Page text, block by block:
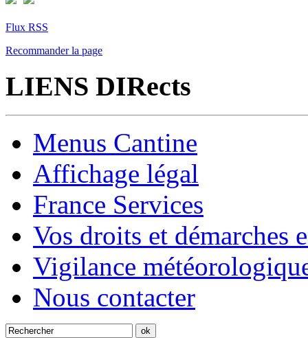
Flux RSS
Recommander la page
LIENS DIRects
Menus Cantine
Affichage légal
France Services
Vos droits et démarches
Vigilance
Nous contacter